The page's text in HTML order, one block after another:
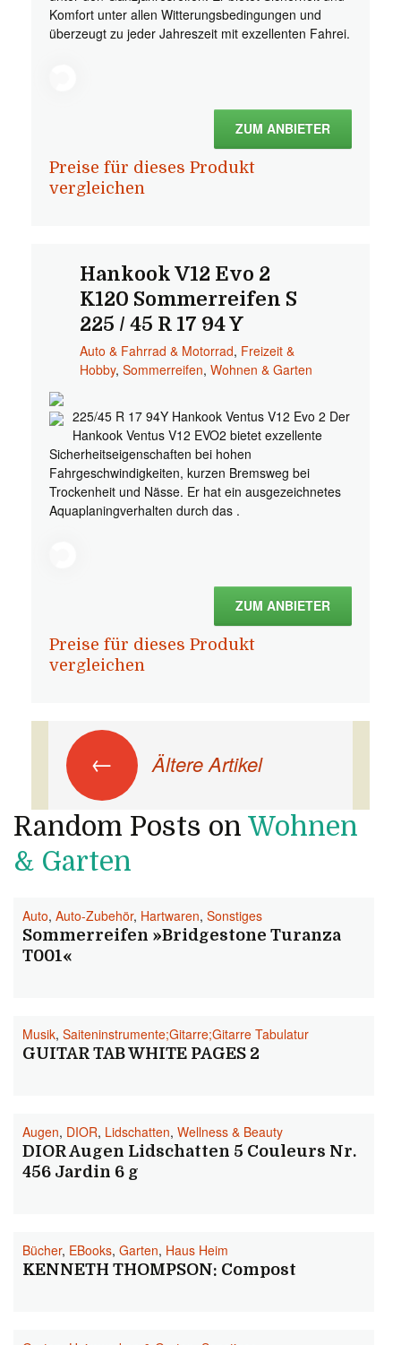
Komfort unter allen Witterungsbedingungen und
überzeugt zu jeder Jahreszeit mit exzellenten Fahrei.
ZUM ANBIETER
Preise für dieses Produkt
vergleichen
Hankook V12 Evo 2
K120 Sommerreifen S
225 / 45 R 17 94 Y
Auto & Fahrrad & Motorrad, Freizeit &
Hobby, Sommerreifen, Wohnen & Garten
225/45 R 17 94Y Hankook Ventus V12 Evo 2 Der
Hankook Ventus V12 EVO2 bietet exzellente
Sicherheitseigenschaften bei hohen
Fahrgeschwindigkeiten, kurzen Bremsweg bei
Trockenheit und Nässe. Er hat ein ausgezeichnetes
Aquaplaningverhalten durch das .
ZUM ANBIETER
Preise für dieses Produkt
vergleichen
Beitrags-Navigation
← Ältere Artikel
Random Posts on Wohnen
& Garten
Auto, Auto-Zubehör, Hartwaren, Sonstiges
Sommerreifen »Bridgestone Turanza
T001«
Musik, Saiteninstrumente;Gitarre;Gitarre Tabulatur
GUITAR TAB WHITE PAGES 2
Augen, DIOR, Lidschatten, Wellness & Beauty
DIOR Augen Lidschatten 5 Couleurs Nr.
456 Jardin 6 g
Bücher, EBooks, Garten, Haus Heim
KENNETH THOMPSON: Compost